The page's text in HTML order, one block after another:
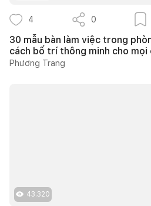
4 0
30 mẫu bàn làm việc trong
cách bố trí thông minh cho mọi
Phương Trang
43.320